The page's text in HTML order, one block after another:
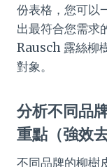
份表格，您可以
出最符合您需求
Rausch 露絲柳
對象。
分析不同品
重點（強效
不同品牌的柳樹